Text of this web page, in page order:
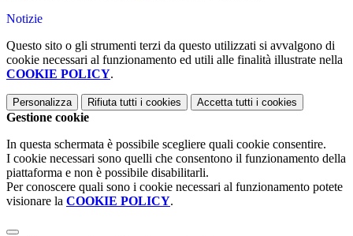
Notizie
Questo sito o gli strumenti terzi da questo utilizzati si avvalgono di
cookie necessari al funzionamento ed utili alle finalità illustrate nella
COOKIE POLICY.
Personalizza Rifiuta tutti i cookies Accetta tutti i cookies
Gestione cookie
In questa schermata è possibile scegliere quali cookie consentire.
I cookie necessari sono quelli che consentono il funzionamento della
piattaforma e non è possibile disabilitarli.
Per conoscere quali sono i cookie necessari al funzionamento potete
visionare la COOKIE POLICY.